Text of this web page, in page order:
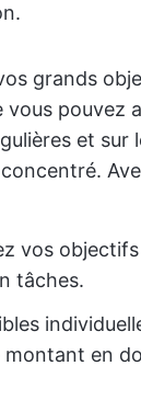
grands
vous pouvez
et sur
vos
tâches.
montant en